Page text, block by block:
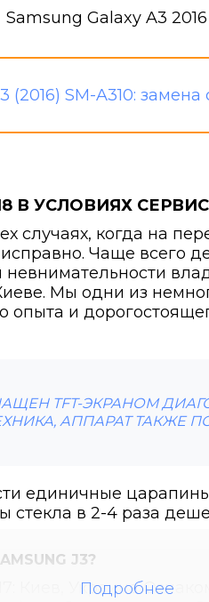
Samsung Galaxy A3 2016
В УСЛОВИЯХ
случаях, когда на
Чаще всего
Мы одни из
опыта и
TFT-ЭКРАНОМ
АППАРАТ ТАКЖЕ
единичные
стекла в 2-4 раза
J3?
Подробнее